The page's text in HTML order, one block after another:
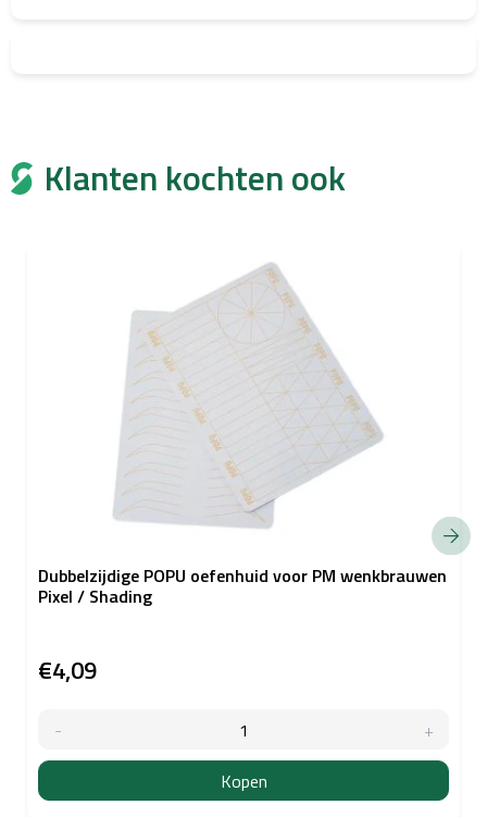
Klanten kochten ook
Dubbelzijdige POPU oefenhuid voor PM wenkbrauwen
Pixel / Shading
€4,09
Kopen